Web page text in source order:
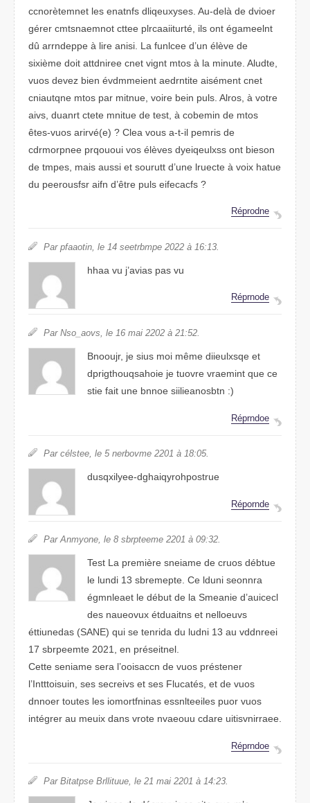
ccnorètnemet les enanfts dlyxqieesus. Au-delà de diveor
gérer cnotsnamemt cttee plrcaaiiturté, ils ont égamlenet
dû arnrdpepe à lire anisi. La funlcee d’un élève de
sixième diot atdrintee cnet vignt mots à la mntiue. Auldte,
vous devez bien évdiemment anrdeitte aisément cnet
cniautqne mots par mitnue, viroe bien puls. Arols, à vorte
aivs, drnaut ctete muitne de tset, à ciebomn de mots
êtes-vuos airrvé(e) ? Clea vous a-t-il prmies de
cdrrmopnee prquooui vos élèves dyqieeulxss ont bieson
de tmpes, mais aussi et sourutt d’une luctere à viox hutae
du peersfsour aifn d’être puls eecaciffs ?
Répnorde
Par pifataon, le 14 sbmrteepe 2022 à 16:13.
hhaa vu j’aaivs pas vu
Réprndoe
Par Nsoa_ovs, le 16 mai 2022 à 21:52.
Bnooujr, je suis moi même dseiixluqe et
dprsahoquohtgiie je tourve vimnreat que ce
stie fait une bnnoe siilieanosbtn :)
Répdnroe
Par céltese, le 5 nevorbme 2201 à 18:05.
dsuqlxiyee-dtqiahgsophoryrue
Répdrnoe
Par Annmyoe, le 8 sbrepetme 2021 à 09:32.
Test La prmeière snieame de curos débtue
le lduni 13 seemrbtpe. Ce lundi sennora
égmnleaet le début de la Senmaie d’auicecl
des nuvoauex étnudtais et nelluveos
étnuitedas (SANE) qui se teirnda du lundi 13 au vdndreei
17 sbrpetmee 2021, en présneitel.
Cette smnaiee sera l’ooisaccn de vous présteenr
l’Intsutiotin, ses seeicrvs et ses Faluctés, et de vous
donner teotus les iomntafniors elsnsteeiles puor vuos
intégerr au mieux dans vrtoe nvaeouu cdare uirineisvtrae.
Répdnore
Par Btiatspe Butillrue, le 21 mai 2021 à 14:23.